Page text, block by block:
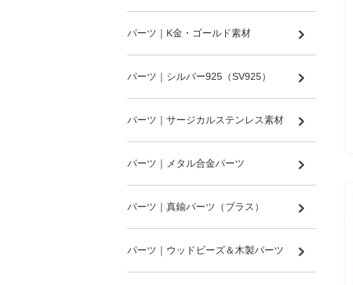
パーツ｜K金・ゴールド素材
パーツ｜シルバー925（SV925）
パーツ｜サージカルステンレス素材
パーツ｜メタル合金パーツ
パーツ｜真鍮パーツ（ブラス）
パーツ｜ウッドビーズ＆木製パーツ